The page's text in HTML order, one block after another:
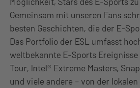
Gemeinsam mit unseren Fans
besten Geschichten, die der E-
Das Portfolio der ESL umfasst
weltbekannte E-Sports Ereignisse
Tour, Intel® Extreme Masters,
und viele andere – von der